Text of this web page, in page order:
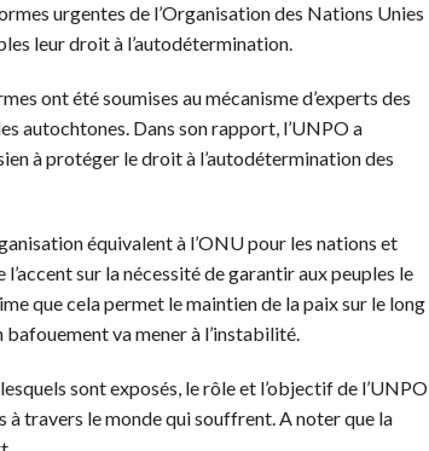
urgentes de l’Organisation des Nations Unies
leur droit à l’autodétermination.
ont été soumises au mécanisme d’experts des
autochtones. Dans son rapport, l’UNPO a
à protéger le droit à l’autodétermination des
équivalent à l’ONU pour les nations et
sur la nécessité de garantir aux peuples le
que cela permet le maintien de la paix sur le long
va mener à l’instabilité.
sont exposés, le rôle et l’objectif de l’UNPO
à travers le monde qui souffrent. A noter que la